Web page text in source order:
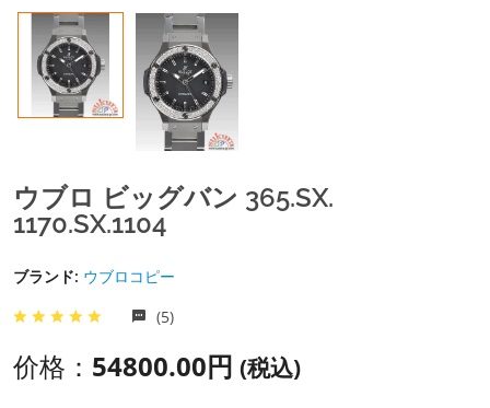
ウブロ ビッグバン 365.SX.
1170.SX.1104
ブランド: ウブロコピー
(5)
价格： 54800.00円 (税込)